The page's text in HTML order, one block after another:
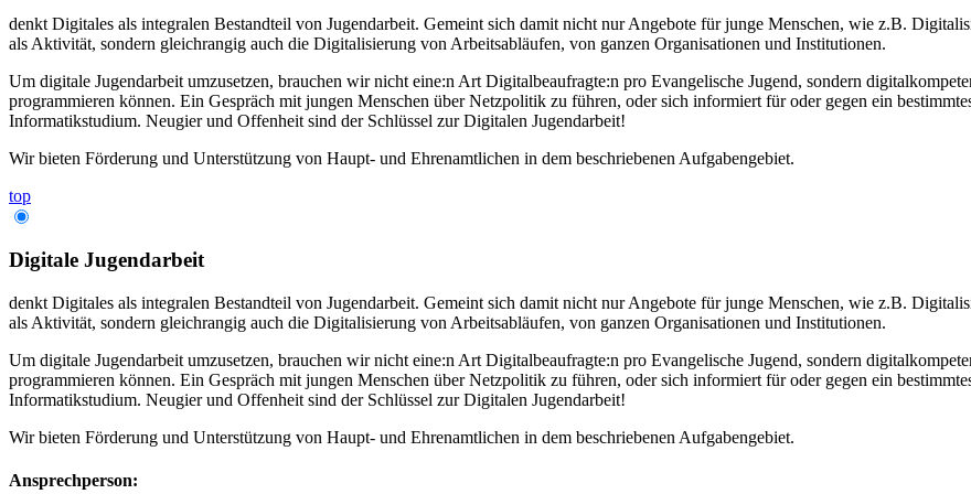
denkt Digitales als integralen Bestandteil von Jugendarbeit. Gemeint sich damit nicht nur Angebote für junge Menschen, wie z.B.
als Aktivität, sondern gleichrangig auch die Digitalisierung von Arbeitsabläufen, von ganzen Organisationen und Institutionen.
Um digitale Jugendarbeit umzusetzen, brauchen wir nicht eine:n Art Digitalbeaufragte:n pro Evangelische Jugend, sondern
programmieren können. Ein Gespräch mit jungen Menschen über Netzpolitik zu führen, oder sich informiert für oder gegen ein
Informatikstudium. Neugier und Offenheit sind der Schlüssel zur Digitalen Jugendarbeit!
Wir bieten Förderung und Unterstützung von Haupt- und Ehrenamtlichen in dem beschriebenen Aufgabengebiet.
top
Digitale Jugendarbeit
denkt Digitales als integralen Bestandteil von Jugendarbeit. Gemeint sich damit nicht nur Angebote für junge Menschen, wie z.B.
als Aktivität, sondern gleichrangig auch die Digitalisierung von Arbeitsabläufen, von ganzen Organisationen und Institutionen.
Um digitale Jugendarbeit umzusetzen, brauchen wir nicht eine:n Art Digitalbeaufragte:n pro Evangelische Jugend, sondern
programmieren können. Ein Gespräch mit jungen Menschen über Netzpolitik zu führen, oder sich informiert für oder gegen ein
Informatikstudium. Neugier und Offenheit sind der Schlüssel zur Digitalen Jugendarbeit!
Wir bieten Förderung und Unterstützung von Haupt- und Ehrenamtlichen in dem beschriebenen Aufgabengebiet.
Ansprechperson: